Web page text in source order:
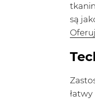
są